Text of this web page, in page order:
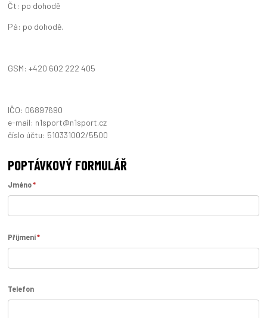
Čt: po dohodě
Pá: po dohodě.
GSM: +420 602 222 405
IČO: 06897690
e-mail: n1sport@n1sport.cz
číslo účtu: 510331002/5500
POPTÁVKOVÝ FORMULÁŘ
Jméno*
Příjmení*
Telefon